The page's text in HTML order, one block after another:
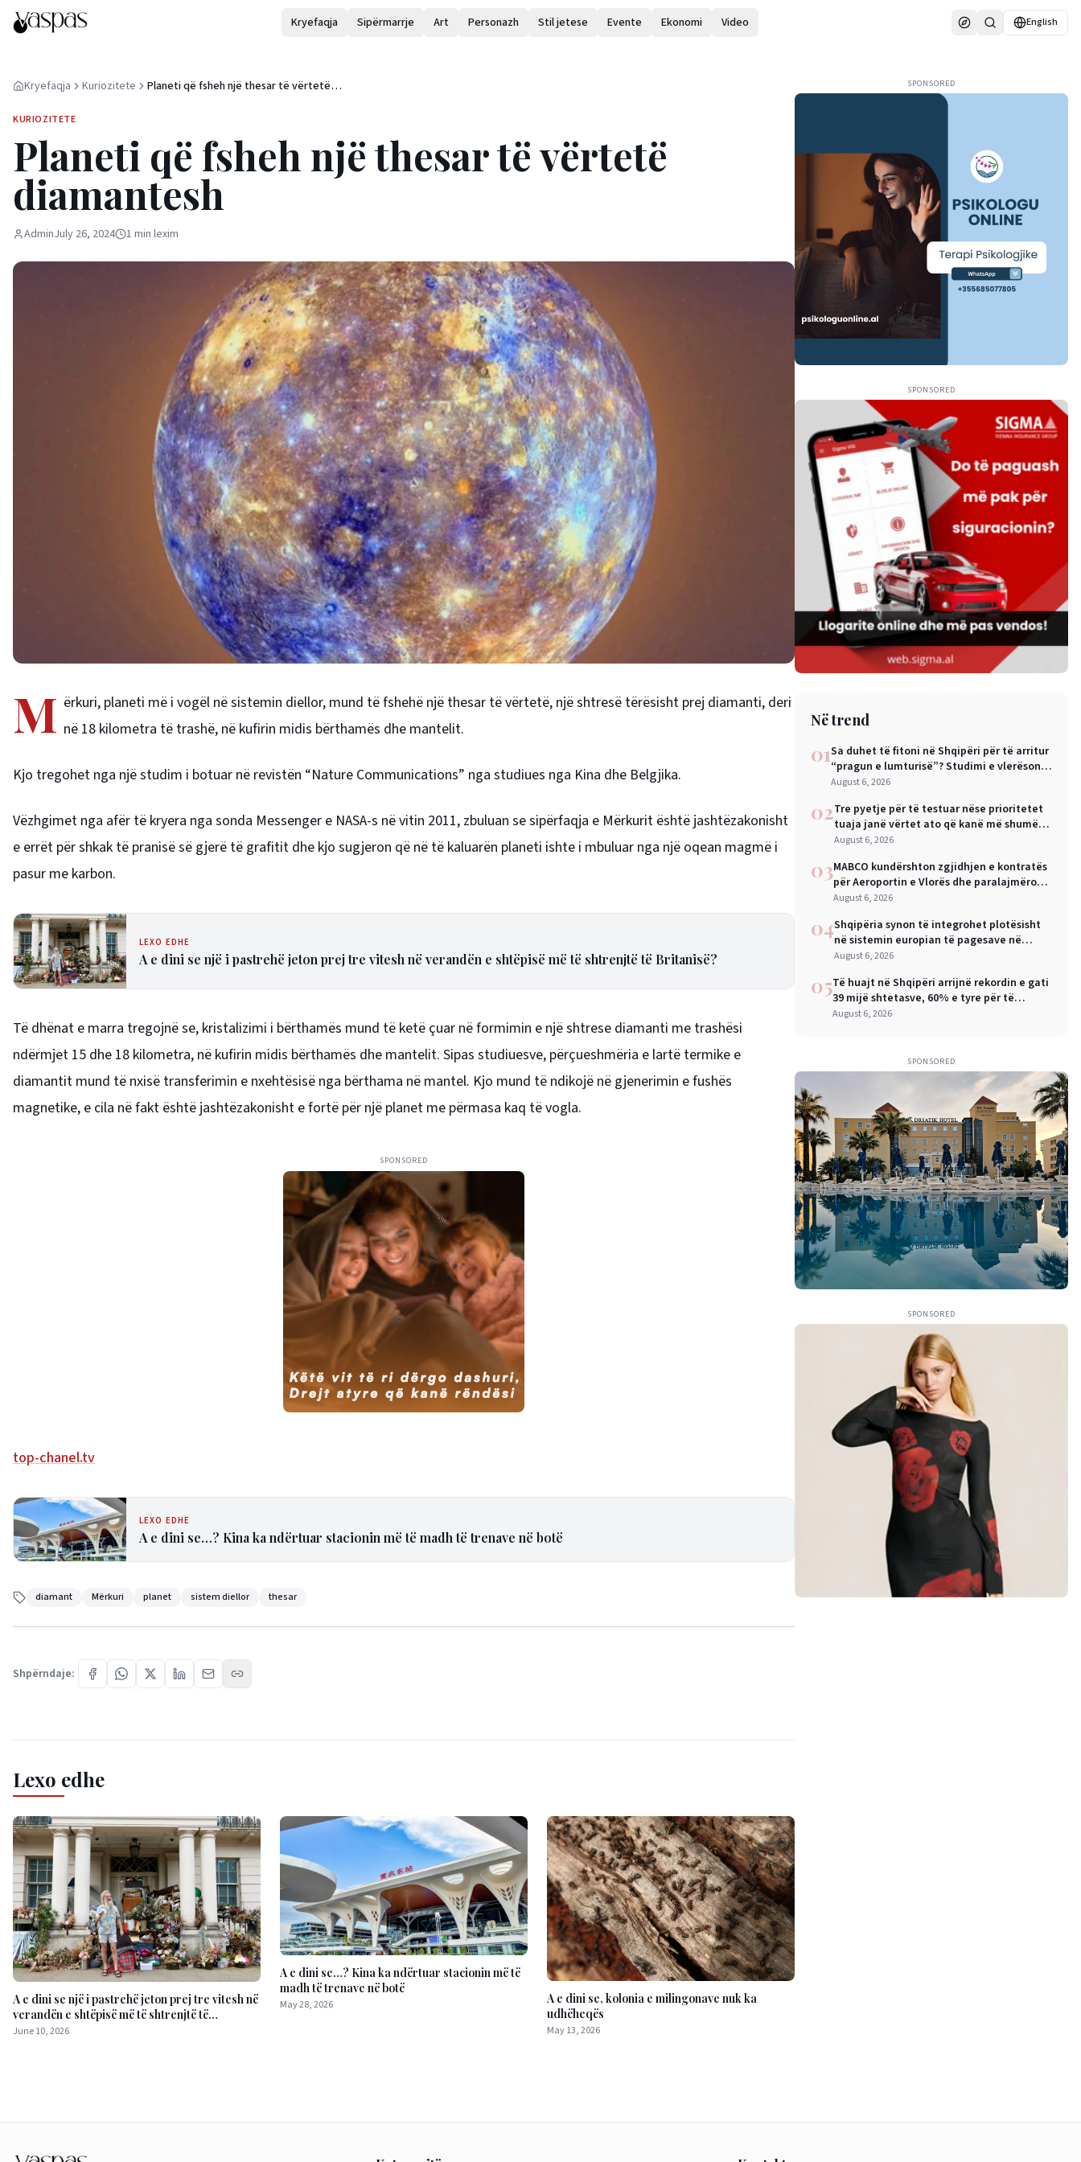
Kryefaqja Sipërmarrje Art Personazh Stil jetese Evente Ekonomi Video English
Kryefaqja Kuriozitete
Planeti që fsheh një thesar të vërtetë
KURIOZITETE
Planeti që fsheh një thesar të vërtetë
diamantesh
AdminJuly 26, 2024 1 min lexim
M ërkuri, planeti më i vogël në sistemin diellor, mund të fshehë një thesar të vërtetë, një shtresë tërësisht prej diamanti, deri
në 18 kilometra të trashë, në kufirin midis bërthamës dhe mantelit.
Kjo tregohet nga një studim i botuar në revistën “Nature Communications” nga studiues nga Kina dhe Belgjika.
Vëzhgimet nga afër të kryera nga sonda Messenger e NASA-s në vitin 2011, zbuluan se sipërfaqja e Mërkurit është jashtëzakonisht
e errët për shkak të pranisë së gjerë të grafitit dhe kjo sugjeron që në të kaluarën planeti ishte i mbuluar nga një oqean magmë i
pasur me karbon.
LEXO EDHE
A e dini se një i pastrehë jeton prej tre vitesh në verandën e shtëpisë më të shtrenjtë të Britanisë?
Të dhënat e marra tregojnë se, kristalizimi i bërthamës mund të ketë çuar në formimin e një shtrese diamanti me trashësi
ndërmjet 15 dhe 18 kilometra, në kufirin midis bërthamës dhe mantelit. Sipas studiuesve, përçueshmëria e lartë termike e
diamantit mund të nxisë transferimin e nxehtësisë nga bërthama në mantel. Kjo mund të ndikojë në gjenerimin e fushës
magnetike, e cila në fakt është jashtëzakonisht e fortë për një planet me përmasa kaq të vogla.
SPONSORED
top-chanel.tv
LEXO EDHE
A e dini se…? Kina ka ndërtuar stacionin më të madh të trenave në botë
diamant Mërkuri planet sistem diellor thesar
Shpërndaje:
Lexo edhe
A e dini se një i pastrehë jeton prej tre vitesh në
verandën e shtëpisë më të shtrenjtë të
Britanisë?
June 10, 2026
A e dini se…? Kina ka ndërtuar stacionin më të
madh të trenave në botë
May 28, 2026
A e dini se, kolonia e milingonave nuk ka
udhëheqës
May 13, 2026
SPONSORED
SPONSORED
Në trend
01Sa duhet të fitoni në Shqipëri për të arritur
“pragun e lumturisë”? Studimi e vlerëson
në 28 mijë dollarë në vit
August 6, 2026
02Tre pyetje për të testuar nëse prioritetet
tuaja janë vërtet ato që kanë më shumë
rëndësi
August 6, 2026
03MABCO kundërshton zgjidhjen e kontratës
për Aeroportin e Vlorës dhe paralajmëron
arbitrazh ndërkombëtar
August 6, 2026
04Shqipëria synon të integrohet plotësisht
në sistemin europian të pagesave në
nëntor, Sejko: Kursime të mëdha për
August 6, 2026
05Të huajt në Shqipëri arrijnë rekordin e gati
39 mijë shtetasve, 60% e tyre për të
punuar
August 6, 2026
SPONSORED
SPONSORED